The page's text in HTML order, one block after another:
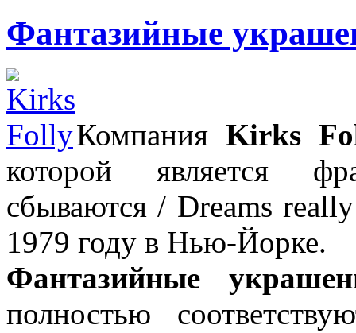
Фантазийные
Компания Kirks
которой является
сбываются / Dreams
1979 году в Нью-Йорке.
Фантазийные
полностью